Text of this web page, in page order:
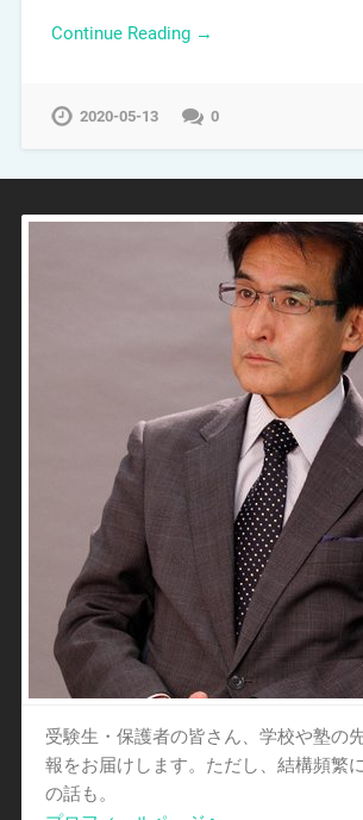
Continue Reading →
2020-05-13 0
受験生・保護者の皆さん、学校や塾の
報をお届けします。ただし、結構頻繁
の話も。